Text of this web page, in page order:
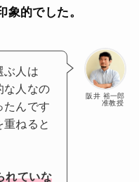
的でした。
阪井 裕一郎
准教授
ぶ人は
な人なの
たんです
ねると
れていな